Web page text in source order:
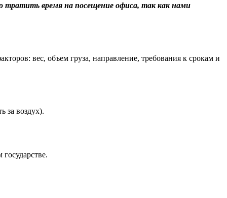
время на посещение офиса, так как нами
вес, объем груза, направление, требования к срокам и
за воздух).